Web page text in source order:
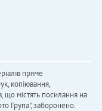
пряме
копіювання,
що містять посилання на
Група", заборонено.